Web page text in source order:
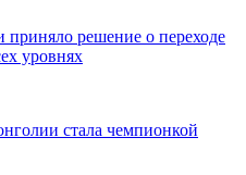
решение о переходе
уровнях
стала чемпионкой